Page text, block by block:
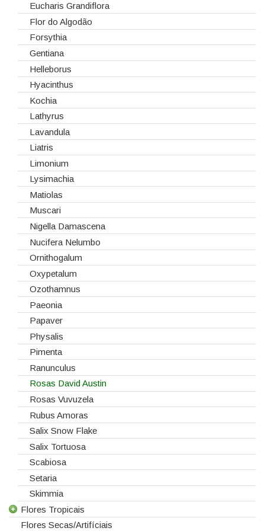
Gerberas
Girassol
Gladiolus
Hydrangeas
Ilex
Lilium
Lisiantos
Moluccella
Monoflor
Phaleonopsis
Polianthes - Nardus
Rosas do Equador
Rosas da Holanda
Rosas Nacionais
Rosas Spray
Santini
Sedum
Viburnum
Vivaz
Eucharis Grandiflora
Flor do Algodão
Forsythia
Gentiana
Helleborus
Hyacinthus
Kochia
Lathyrus
Lavandula
Liatris
Limonium
Lysimachia
Matiolas
Muscari
Nigella Damascena
Nucifera Nelumbo
Ornithogalum
Oxypetalum
Ozothamnus
Paeonia
Papaver
Physalis
Pimenta
Ranunculus
Rosas David Austin
Rosas Vuvuzela
Rubus Amoras
Salix Snow Flake
Salix Tortuosa
Scabiosa
Setaria
Skimmia
Flores Tropicais
Todas as Flores Tropicais
Flores Secas/Artifíciais